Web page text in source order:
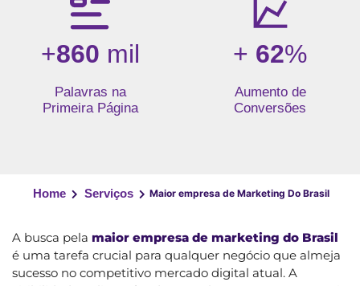
+860 mil
Palavras na
Primeira Página
+ 62%
Aumento de
Conversões
Home Serviços Maior empresa de Marketing Do Brasil
A busca pela maior empresa de marketing do Brasil
é uma tarefa crucial para qualquer negócio que almeja
sucesso no competitivo mercado digital atual. A